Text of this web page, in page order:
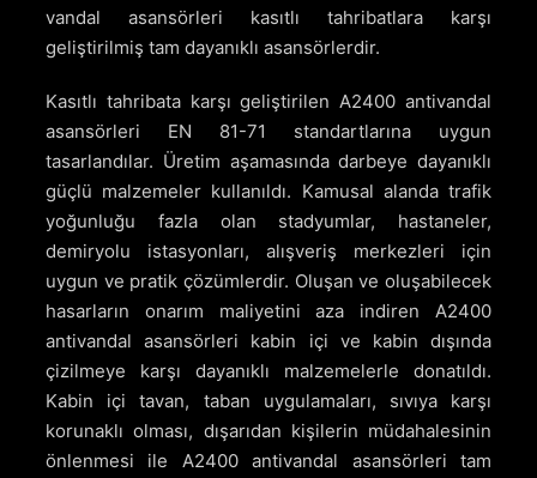
vandal asansörleri kasıtlı tahribatlara karşı
geliştirilmiş tam dayanıklı asansörlerdir.
Kasıtlı tahribata karşı geliştirilen A2400 antivandal
asansörleri EN 81-71 standartlarına uygun
tasarlandılar. Üretim aşamasında darbeye dayanıklı
güçlü malzemeler kullanıldı. Kamusal alanda trafik
yoğunluğu fazla olan stadyumlar, hastaneler,
demiryolu istasyonları, alışveriş merkezleri için
uygun ve pratik çözümlerdir. Oluşan ve oluşabilecek
hasarların onarım maliyetini aza indiren A2400
antivandal asansörleri kabin içi ve kabin dışında
çizilmeye karşı dayanıklı malzemelerle donatıldı.
Kabin içi tavan, taban uygulamaları, sıvıya karşı
korunaklı olması, dışarıdan kişilerin müdahalesinin
önlenmesi ile A2400 antivandal asansörleri tam